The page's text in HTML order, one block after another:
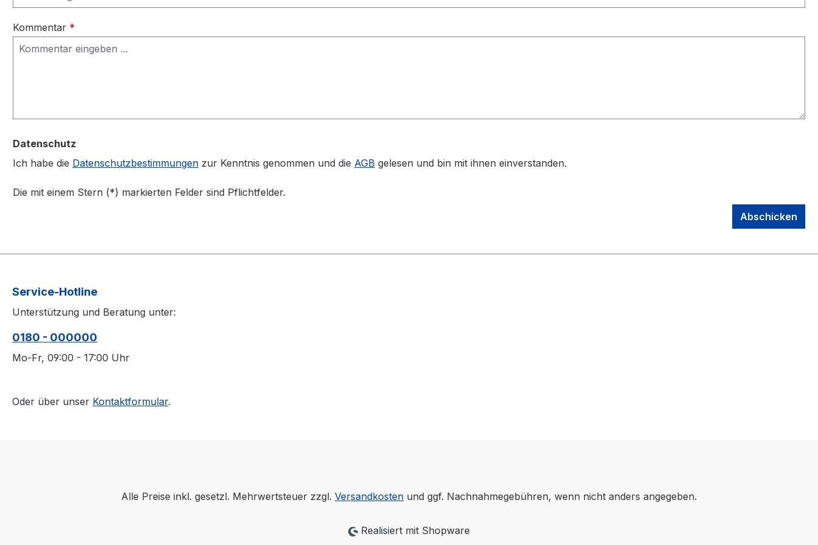
Kommentar *
Datenschutz
Ich habe die Datenschutzbestimmungen zur Kenntnis genommen und die AGB gelesen und bin mit ihnen einverstanden.
Die mit einem Stern (*) markierten Felder sind Pflichtfelder.
Abschicken
Service-Hotline
Unterstützung und Beratung unter:
0180 - 000000
Mo-Fr, 09:00 - 17:00 Uhr
Oder über unser Kontaktformular.
Alle Preise inkl. gesetzl. Mehrwertsteuer zzgl. Versandkosten und ggf. Nachnahmegebühren, wenn nicht anders angegeben.
Realisiert mit Shopware